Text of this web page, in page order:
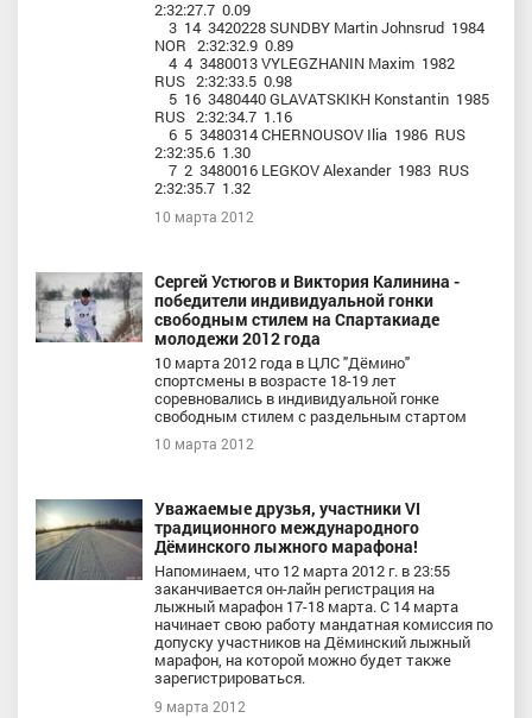
2:32:27.7 0.09
3 14 3420228 SUNDBY Martin Johnsrud 1984
NOR 2:32:32.9 0.89
4 4 3480013 VYLEGZHANIN Maxim 1982
RUS 2:32:33.5 0.98
5 16 3480440 GLAVATSKIKH Konstantin 1985
RUS 2:32:34.7 1.16
6 5 3480314 CHERNOUSOV Ilia 1986 RUS
2:32:35.6 1.30
7 2 3480016 LEGKOV Alexander 1983 RUS
2:32:35.7 1.32
10 марта 2012
Сергей Устюгов и Виктория Калинина -
победители индивидуальной гонки
свободным стилем на Спартакиаде
молодежи 2012 года
10 марта 2012 года в ЦЛС "Дёмино"
спортсмены в возрасте 18-19 лет
соревновались в индивидуальной гонке
свободным стилем с раздельным стартом
10 марта 2012
Уважаемые друзья, участники VI
традиционного международного
Дёминского лыжного марафона!
Напоминаем, что 12 марта 2012 г. в 23:55
заканчивается он-лайн регистрация на
лыжный марафон 17-18 марта. С 14 марта
начинает свою работу мандатная комиссия по
допуску участников на Дёминский лыжный
марафон, на которой можно будет также
зарегистрироваться.
9 марта 2012